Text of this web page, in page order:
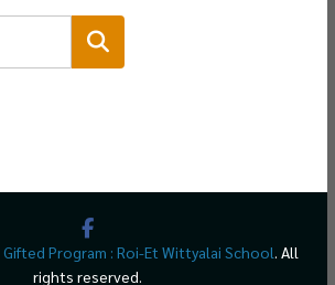
ค้นหา
Gifted Program : Roi-Et Wittyalai School . All
rights reserved.